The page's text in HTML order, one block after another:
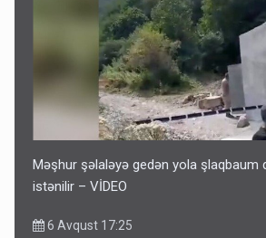
Məşhur şəlaləyə gedən yola şlaqbaum
istənilir – VİDEO
6 Avqust 17:25